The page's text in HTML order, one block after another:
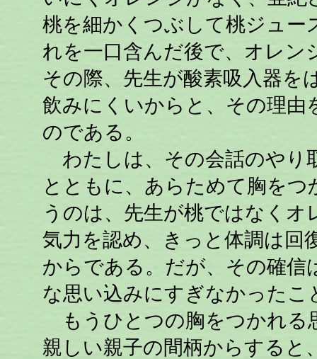
桃を細かくつぶして桃ジュー
れを一口含んだ後で、オレン
その際、先生が酸素吸入器を
飲みにくいからと、その理由
のである。
わたしは、その会話のやり
とともに、あらためて胸を
うのは、先生が桃ではなく
気力を認め、きっと体調は回
からである。だが、その確信
な思い込みにすぎなかったこ
もうひとつの胸をつかれる
親しい親子の間柄からすると